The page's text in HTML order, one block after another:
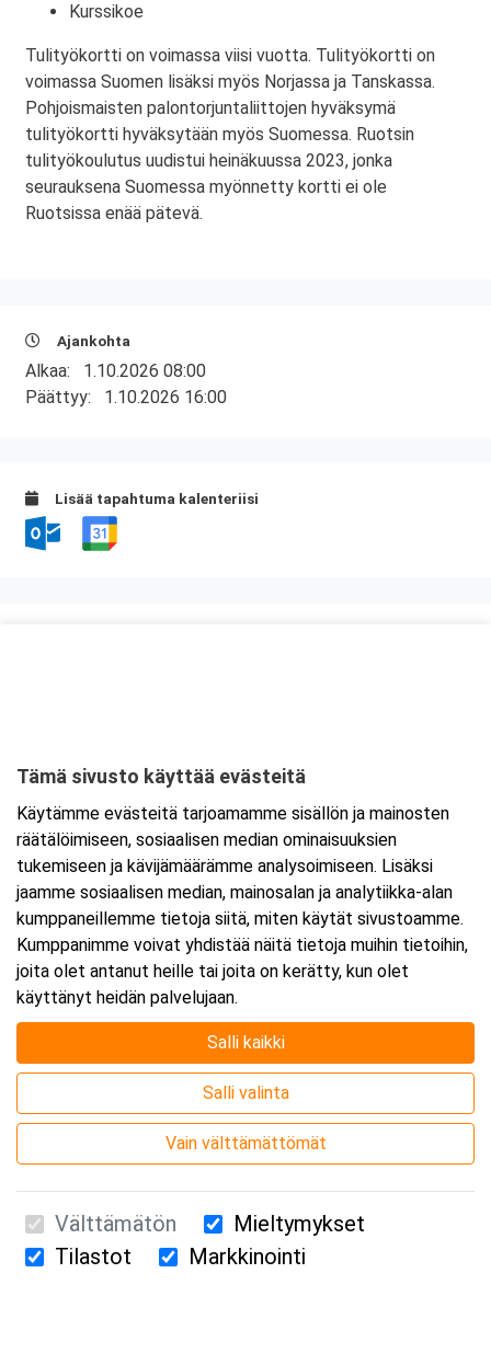
Kurssikoe
Tulityökortti on voimassa viisi vuotta. Tulityökortti on
voimassa Suomen lisäksi myös Norjassa ja Tanskassa.
Pohjoismaisten palontorjuntaliittojen hyväksymä
tulityökortti hyväksytään myös Suomessa. Ruotsin
tulityökoulutus uudistui heinäkuussa 2023, jonka
seurauksena Suomessa myönnetty kortti ei ole
Ruotsissa enää pätevä.
Ajankohta
Alkaa: 1.10.2026 08:00
Päättyy: 1.10.2026 16:00
Lisää tapahtuma kalenteriisi
Tarkempi kartta ja ajo-ohjeet
Suomen Ensiapukoulutus Oy / Valimotie 21 / 00380 Helsinki
Tämä sivusto käyttää evästeitä
Käytämme evästeitä tarjoamamme sisällön ja mainosten
räätälöimiseen, sosiaalisen median ominaisuuksien
tukemiseen ja kävijämäärämme analysoimiseen. Lisäksi
jaamme sosiaalisen median, mainosalan ja analytiikka-alan
kumppaneillemme tietoja siitä, miten käytät sivustoamme.
Kumppanimme voivat yhdistää näitä tietoja muihin tietoihin,
joita olet antanut heille tai joita on kerätty, kun olet
käyttänyt heidän palvelujaan.
Salli kaikki
Salli valinta
Vain välttämättömät
Välttämätön
Mieltymykset
Tilastot
Markkinointi